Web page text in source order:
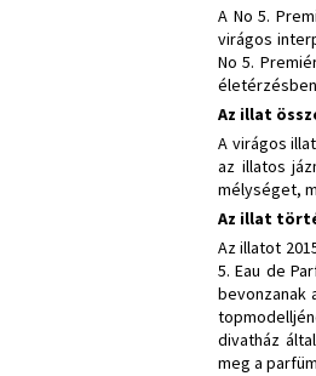
A No 5.
virágos
No 5.
Az illat
A virágos
az illatos
mélységet,
Az illat
Az illatot
5. Eau de
bevonzanak
divatház
meg a